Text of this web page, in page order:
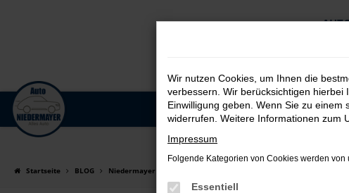
Zum
Hauptinhalt
springen
Startseite BLOG Niedermayer BLOG
Wir nutzen Cookies, um Ihnen die
verbessern. Wir berücksichtigen
Einwilligung geben. Wenn Sie zu
widerrufen. Weitere Informationen zum
Impressum
Folgende Kategorien von Cookies werden von
Essentiell